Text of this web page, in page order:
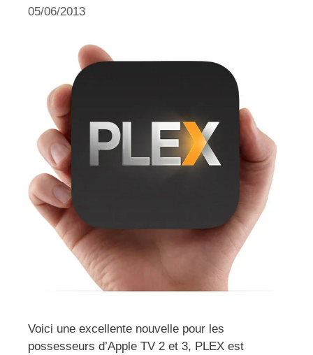
05/06/2013
Voici une excellente nouvelle pour les
possesseurs d’Apple TV 2 et 3, PLEX est